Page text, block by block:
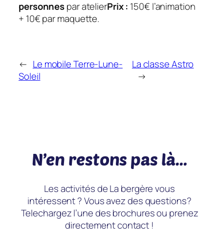
personnespar atelierPrix : 150€ l’animation
+ 10€ par maquette.
← Le mobile Terre-Lune-
Soleil
La classe Astro
→
N’en restons pas là…
Les activités de La bergère vous
intéressent ? Vous avez des questions?
Telechargez l’une des brochures ou prenez
directement contact !